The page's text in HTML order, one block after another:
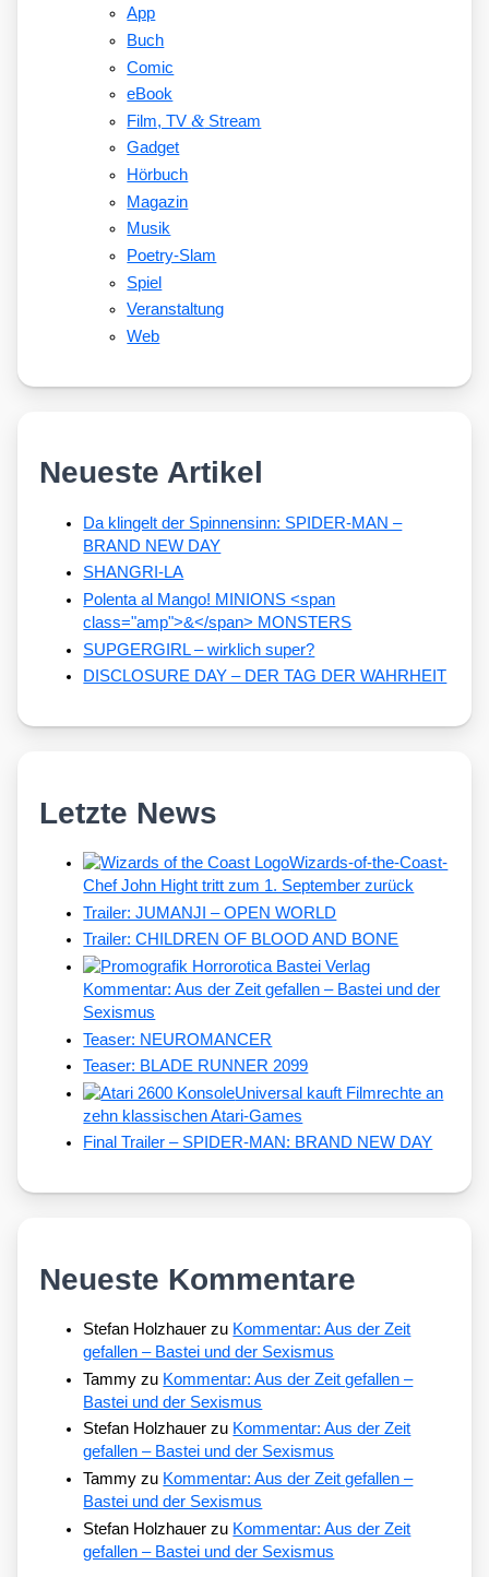
App
Buch
Comic
eBook
Film, TV&Stream
Gadget
Hörbuch
Magazin
Musik
Poetry-Slam
Spiel
Veranstaltung
Web
Neueste Artikel
Da klingelt der Spinnensinn: SPIDER-MAN –
BRAND NEW DAY
SHANGRI-LA
Polenta al Mango! MINIONS <span
class="amp">&</span> MONSTERS
SUPGERGIRL – wirklich super?
DISCLOSURE DAY – DER TAG DER WAHRHEIT
Letzte News
Wizards-of-the-Coast-
Chef John Hight tritt zum 1. September zurück
Trailer: JUMANJI – OPEN WORLD
Trailer: CHILDREN OF BLOOD AND BONE
Kommentar: Aus der Zeit gefallen – Bastei und der
Sexismus
Teaser: NEUROMANCER
Teaser: BLADE RUNNER 2099
Universal kauft Filmrechte an
zehn klassischen Atari-Games
Final Trailer – SPIDER-MAN: BRAND NEW DAY
Neueste Kommentare
Stefan Holzhauer zu Kommentar: Aus der Zeit
gefallen – Bastei und der Sexismus
Tammy zu Kommentar: Aus der Zeit gefallen –
Bastei und der Sexismus
Stefan Holzhauer zu Kommentar: Aus der Zeit
gefallen – Bastei und der Sexismus
Tammy zu Kommentar: Aus der Zeit gefallen –
Bastei und der Sexismus
Stefan Holzhauer zu Kommentar: Aus der Zeit
gefallen – Bastei und der Sexismus